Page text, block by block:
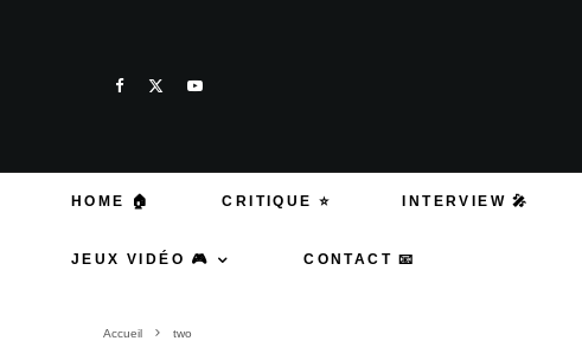
HOME 🏠 CRITIQUE ⭐ INTERVIEW 🎤
JEUX VIDÉO 🎮 CONTACT 📧
Accueil two